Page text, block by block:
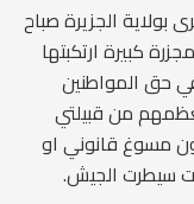
ام القرى بولاية الجزيرة صباح
على وقع مجزرة كبيرة ارتكبتها
حق المواطنين
اكثر من 50 فرد معظمهم من قبيلتي
مسوغ قانوني او
سيطرت الجيش.